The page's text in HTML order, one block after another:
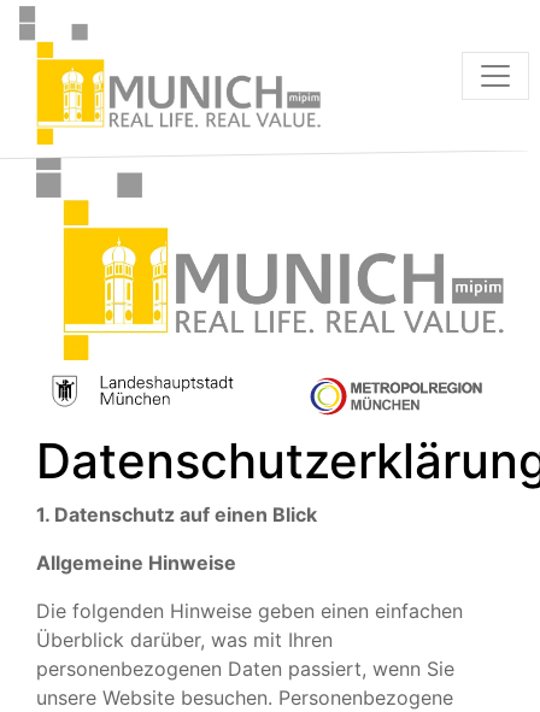
1. Datenschutz auf einen Blick
Allgemeine Hinweise
Die folgenden Hinweise geben einen einfachen
Überblick darüber, was mit Ihren
personenbezogenen Daten passiert, wenn Sie
unsere Website besuchen. Personenbezogene